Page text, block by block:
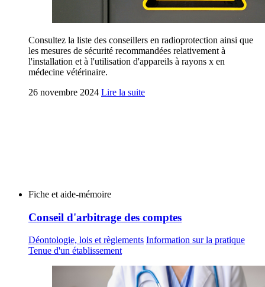
Consultez la liste des conseillers en radioprotection ainsi que
les mesures de sécurité recommandées relativement à
l'installation et à l'utilisation d'appareils à rayons x en
médecine vétérinaire.
26 novembre 2024 Lire la suite
Fiche et aide-mémoire
Conseil d'arbitrage des comptes
Déontologie, lois et règlements Information sur la pratique
Tenue d'un établissement